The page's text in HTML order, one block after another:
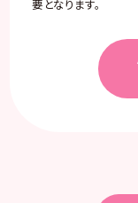
要となります。